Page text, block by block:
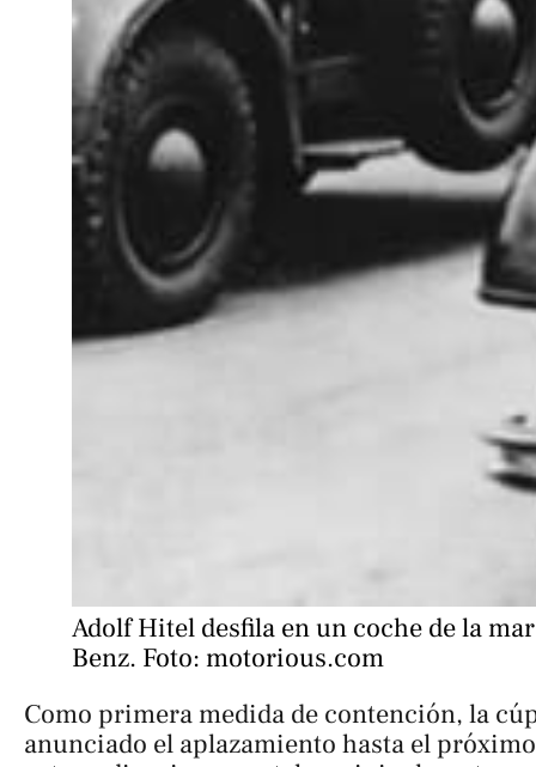
Adolf Hitel desfila en un coche de la
Benz. Foto: motorious.com
Como primera medida de contención, la
anunciado el aplazamiento hasta el